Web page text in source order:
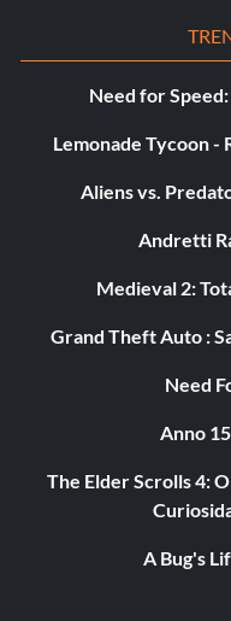
Need for Speed:
Lemonade Tycoon -
Aliens vs.
Andretti
Medieval 2:
Grand Theft Auto :
Need
Anno
The Elder Scrolls 4:
A Bug's